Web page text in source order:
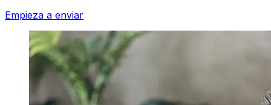
Empieza a enviar